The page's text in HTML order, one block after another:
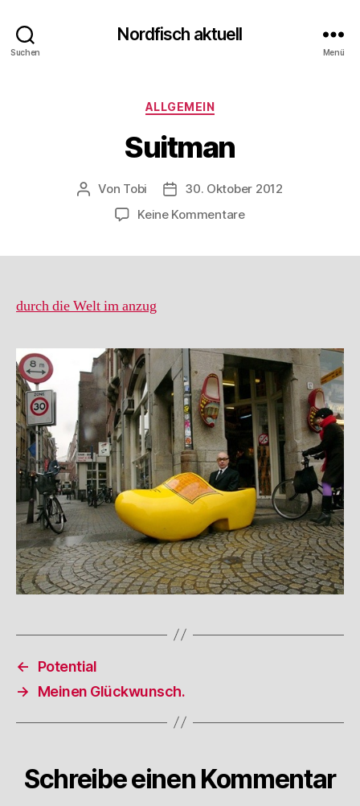
Suchen
Nordfisch aktuell
Menü
Kategorien
ALLGEMEIN
Suitman
Beitragsautor
Von Tobi Beitragsdatum
30. Oktober 2012
Keine Kommentarezu
durch die Welt im anzug
←
Potential
→
Meinen Glückwunsch.
Schreibe einen Kommentar